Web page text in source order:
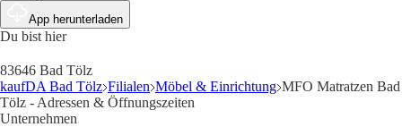
App herunterladen
Du bist hier
83646 Bad Tölz
kaufDA Bad Tölz Filialen Möbel & Einrichtung MFO Matratzen Bad
Tölz - Adressen & Öffnungszeiten
Unternehmen